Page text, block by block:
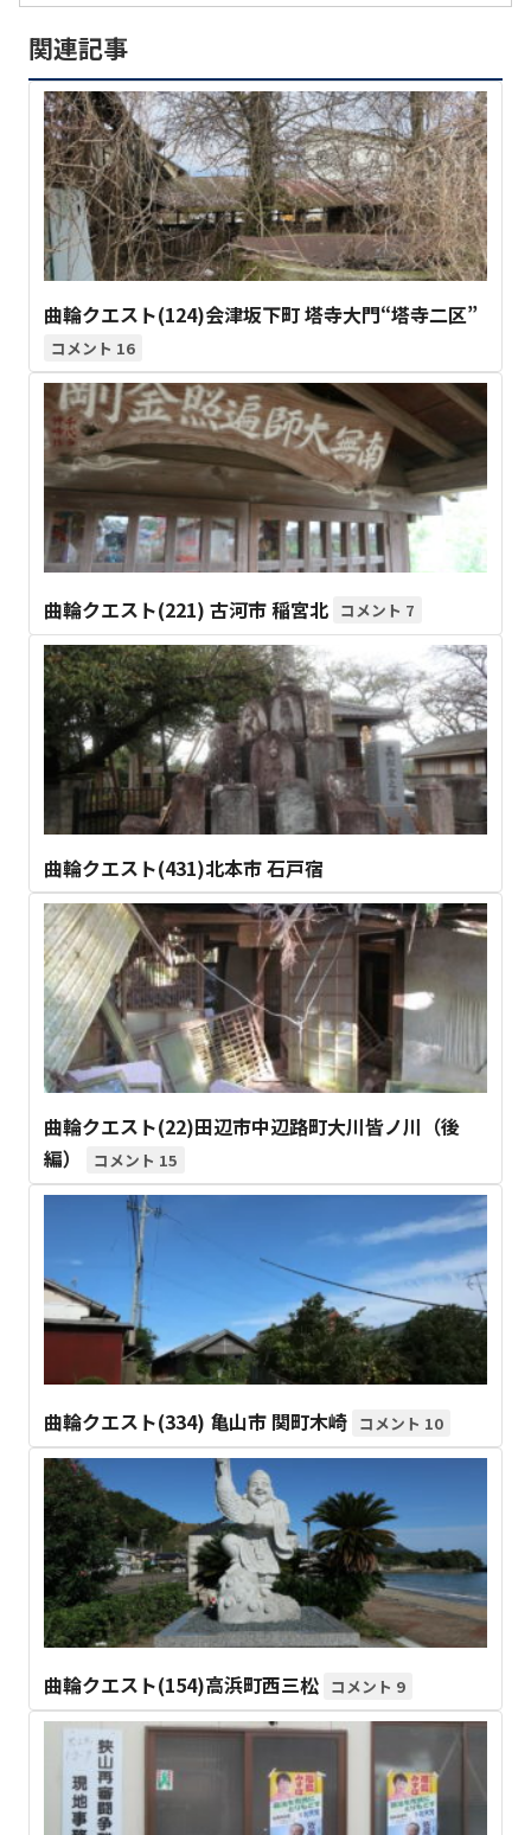
関連記事
曲輪クエスト(124)会津坂下町 塔寺大門“塔寺二区”
16
曲輪クエスト(221) 古河市 稲宮北 7
曲輪クエスト(431)北本市 石戸宿
曲輪クエスト(22)田辺市中辺路町大川皆ノ川（後
編）
15
曲輪クエスト(334) 亀山市 関町木崎 10
曲輪クエスト(154)高浜町西三松 9